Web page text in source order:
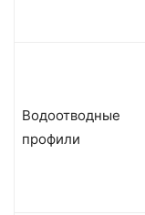
Водоотводные
профили